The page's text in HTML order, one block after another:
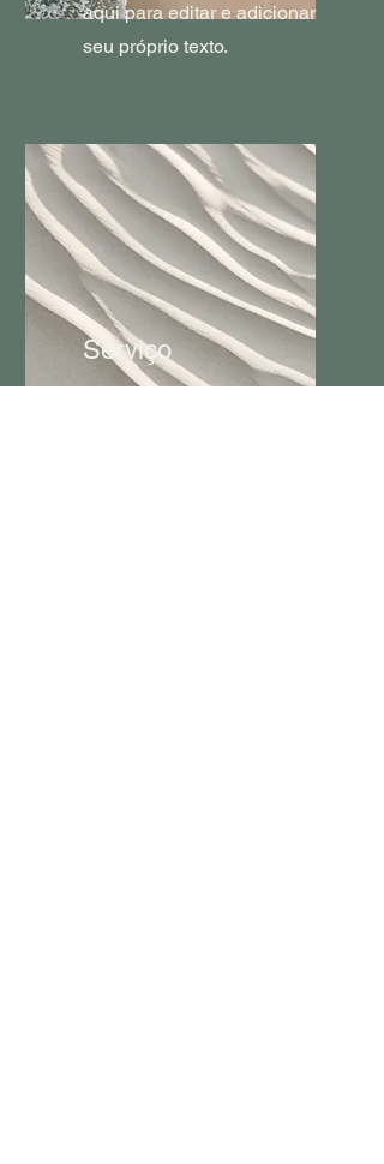
aqui para editar e adicionar
seu próprio texto.
Serviço